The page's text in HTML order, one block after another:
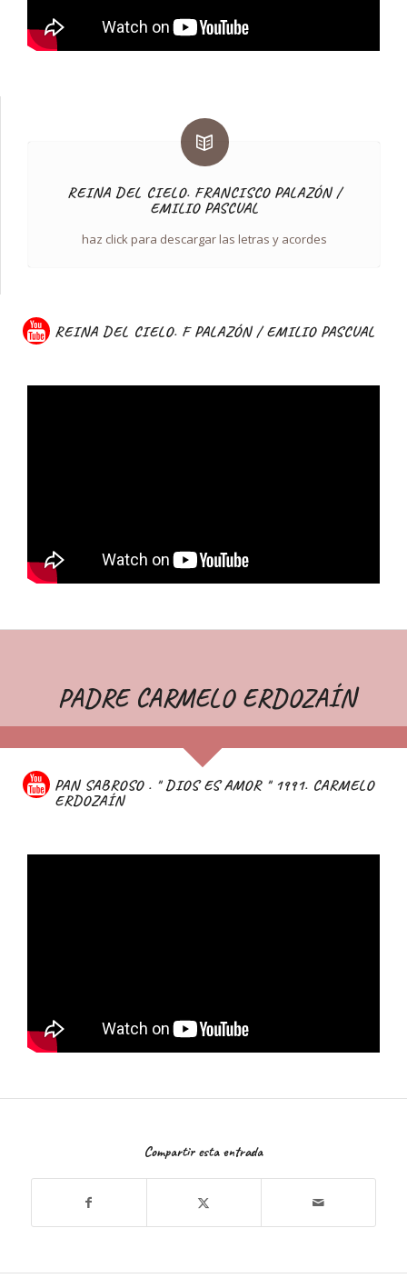
REINA DEL CIELO. FRANCISCO PALAZÓN /
EMILIO PASCUAL
haz click para descargar las letras y acordes
REINA DEL CIELO. F PALAZÓN / EMILIO PASCUAL
PADRE CARMELO ERDOZAÍN
PAN SABROSO . " DIOS ES AMOR " 1991. CARMELO
ERDOZAÍN
Compartir esta entrada